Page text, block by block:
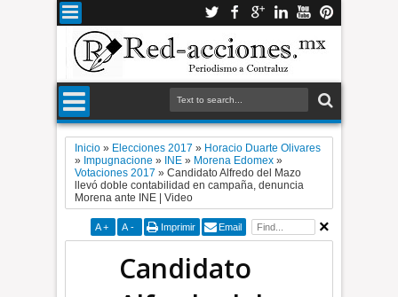
Inicio » Elecciones 2017 » Horacio Duarte Olivares
» Impugnacione » INE » Morena Edomex »
Votaciones 2017 »Candidato Alfredo del Mazo
llevó doble contabilidad en campaña, denuncia
Morena ante INE | Video
A + A - Imprimir Email
Candidato